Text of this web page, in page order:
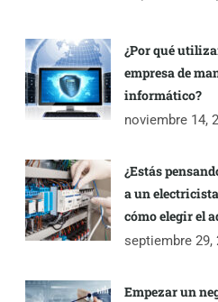
¿Por qué
empresa de
informático?
noviembre 14,
¿Estás
a un
cómo elegir el
septiembre 29,
Empezar un